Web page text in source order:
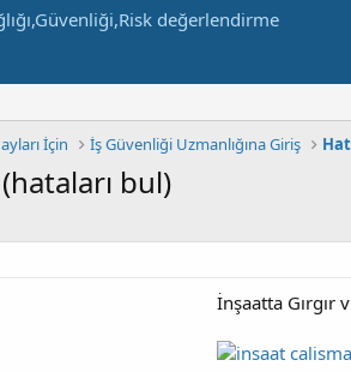
İçin İş Güvenliği Uzmanlığına Giriş
bul)
İnşaatta Gırgır